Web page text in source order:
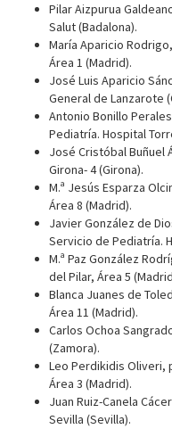
Pilar Aizpurua
Salut (Badalona).
María Aparicio
Área 1 (Madrid).
José Luis Aparicio
General de Lanzarote
Antonio Bonillo
Pediatría. Hospital
José Cristóbal Buñuel
Girona- 4 (Girona).
M.ª Jesús Esparza
Área 8 (Madrid).
Javier González de
Servicio de Pediatría.
M.ª Paz González
del Pilar, Área 5
Blanca Juanes de
Área 11 (Madrid).
Carlos Ochoa
(Zamora).
Leo Perdikidis Oliveri,
Área 3 (Madrid).
Juan Ruiz-Canela
Sevilla (Sevilla).